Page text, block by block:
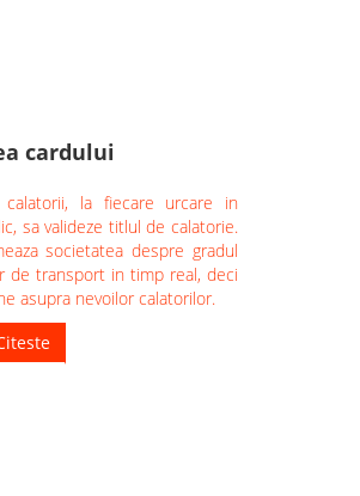
cardului
la fiecare urcare in
sa valideze titlul de calatorie.
societatea despre gradul
de transport in timp real, deci
asupra nevoilor calatorilor.